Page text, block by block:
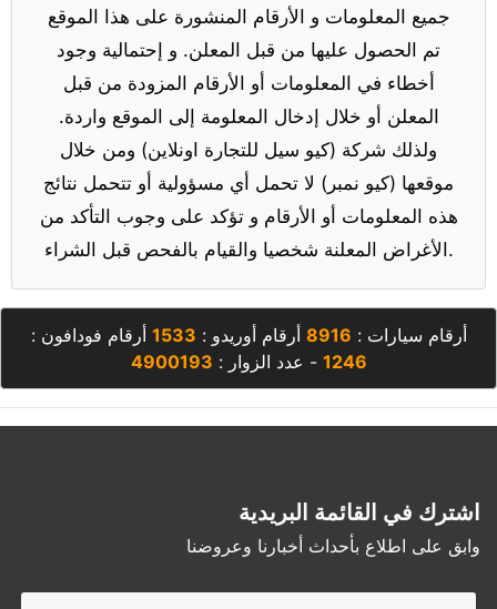
جميع المعلومات و الأرقام المنشورة على هذا الموقع
تم الحصول عليها من قبل المعلن. و إحتمالية وجود
أخطاء في المعلومات أو الأرقام المزودة من قبل
المعلن أو خلال إدخال المعلومة إلى الموقع واردة.
ولذلك شركة (كيو سيل للتجارة اونلاين) ومن خلال
موقعها (كيو نمبر) لا تحمل أي مسؤولية أو تتحمل نتائج
هذه المعلومات أو الأرقام و تؤكد على وجوب التأكد من
الأغراض المعلنة شخصيا والقيام بالفحص قبل الشراء.
أرقام سيارات : 8916 أرقام أوريدو : 1533 أرقام فودافون :
1246 - عدد الزوار : 4900193
اشترك في القائمة البريدية
وابق على اطلاع بأحداث أخبارنا وعروضنا